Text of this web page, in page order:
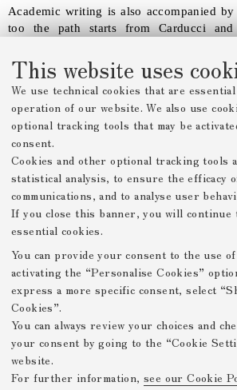
This website uses
We use technical cookies that are
operation of our website. We also use
optional tracking tools that may be
consent.
Cookies and other optional tracking tools
statistical analysis, to ensure the efficacy
communications, and to analyse user
If you close this banner, you will continue
essential cookies.
You can provide your consent to the use
activating the “Personalise Cookies”
express a more specific consent, select
Cookies”.
You can always review your choices and
your consent by going to the “Cookie
website.
For further information, see our Cookie
Academic writing is also accompanied
too the path starts from Carducci and
Eco.
Finally, the second section of the
(coordinated by Alessandro Zironi),
itinerary from a geographical, linguistic
of view.
Dutiful thanks go to the numerous
University, to the Departments of
and of Modern Languages, Literatures and
included the exhibition and catalog
Excellence, to the Scientific Committee,
Prev. Page Next